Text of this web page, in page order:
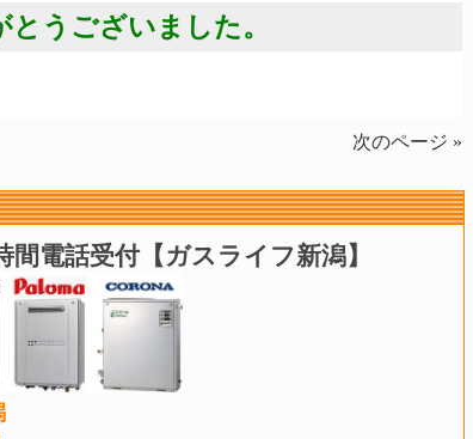
うございました。
次のページ »
電話受付【ガスライフ新潟】